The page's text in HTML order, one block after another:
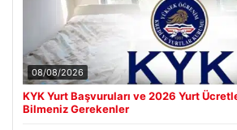
08/08/2026
KYK Yurt Başvuruları ve 2026 Yurt
Bilmeniz Gerekenler